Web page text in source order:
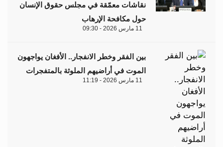
نقاشات معمّقة في مجلس حقوق الإنسان
حول مكافحة الإرهاب
11 مارس 2026 - 09:30
بين الفقر وخطر الانفجار.. الأفغان يواجهون
الموت في أراضيهم الملوثة بالمتفجرات
11 مارس 2026 - 11:19